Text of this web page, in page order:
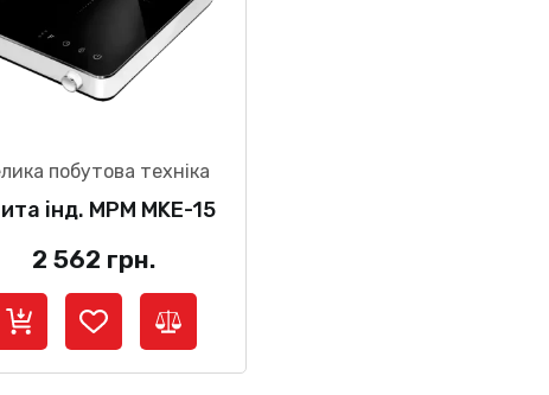
побутова техніка
інд. MPM MKE-15
2 562 грн.